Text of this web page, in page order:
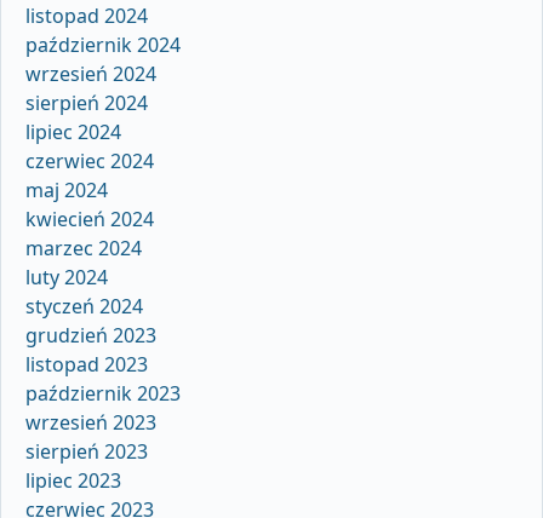
listopad 2024
październik 2024
wrzesień 2024
sierpień 2024
lipiec 2024
czerwiec 2024
maj 2024
kwiecień 2024
marzec 2024
luty 2024
styczeń 2024
grudzień 2023
listopad 2023
październik 2023
wrzesień 2023
sierpień 2023
lipiec 2023
czerwiec 2023